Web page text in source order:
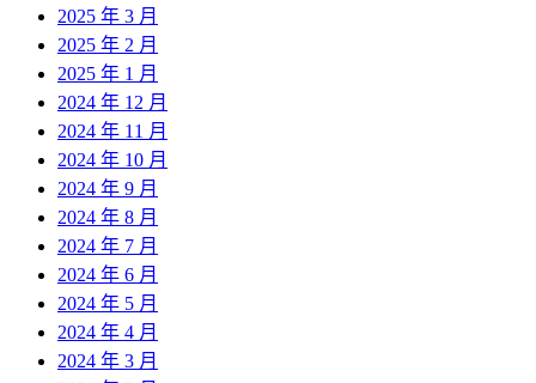
2025 年 3 月
2025 年 2 月
2025 年 1 月
2024 年 12 月
2024 年 11 月
2024 年 10 月
2024 年 9 月
2024 年 8 月
2024 年 7 月
2024 年 6 月
2024 年 5 月
2024 年 4 月
2024 年 3 月